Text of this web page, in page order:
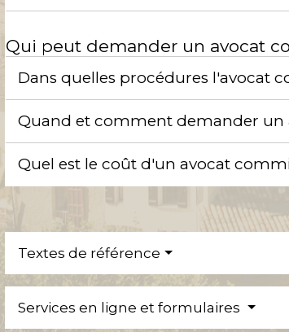
Qui peut demander un avocat
Dans quelles procédures l'avocat
Quand et comment demander un
Quel est le coût d'un avocat
Textes de référence
Services en ligne et formulaires